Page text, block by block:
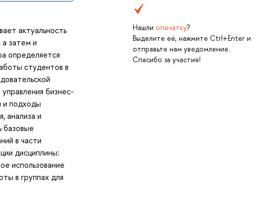
Нашли опечатку?
Выделите её, нажмите Ctrl+Enter и
отправьте нам уведомление.
Спасибо за участие!
актуальность
а затем и
определяется
студентов в
бизнес-
и подходы
анализа и
базовые
в части
дисциплины:
использование
в группах для